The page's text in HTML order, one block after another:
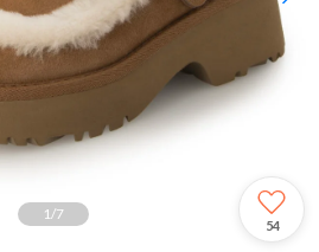
1 /7
54